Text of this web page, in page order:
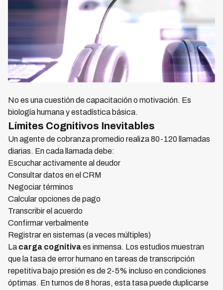
No es una cuestión de capacitación o motivación. Es
biología humana y estadística básica.
Límites Cognitivos Inevitables
Un agente de cobranza promedio realiza 80-120 llamadas
diarias. En cada llamada debe:
Escuchar activamente al deudor
Consultar datos en el CRM
Negociar términos
Calcular opciones de pago
Transcribir el acuerdo
Confirmar verbalmente
Registrar en sistemas (a veces múltiples)
La carga cognitivaes inmensa. Los estudios muestran
que la tasa de error humano en tareas de transcripción
repetitiva bajo presión es de 2-5% incluso en condiciones
óptimas. En turnos de 8 horas, esta tasa puede duplicarse